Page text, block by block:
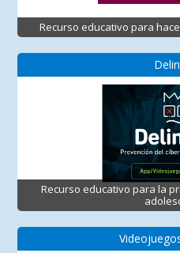
Recurso educativo para
Recurso educativo para la